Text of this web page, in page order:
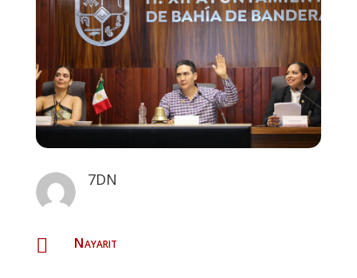
7DN
 Nayarit